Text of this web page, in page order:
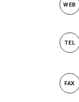
WEB
TEL
FAX